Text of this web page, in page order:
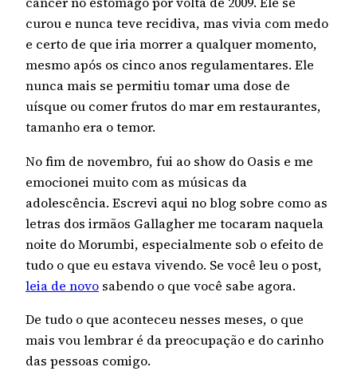
curou e nunca teve recidiva, mas vivia com medo
e certo de que iria morrer a qualquer momento,
mesmo após os cinco anos regulamentares. Ele
nunca mais se permitiu tomar uma dose de
uísque ou comer frutos do mar em restaurantes,
tamanho era o temor.
No fim de novembro, fui ao show do Oasis e me
emocionei muito com as músicas da
adolescência. Escrevi aqui no blog sobre como as
letras dos irmãos Gallagher me tocaram naquela
noite do Morumbi, especialmente sob o efeito de
tudo o que eu estava vivendo. Se você leu o post,
leia de novo sabendo o que você sabe agora.
De tudo o que aconteceu nesses meses, o que
mais vou lembrar é da preocupação e do carinho
das pessoas comigo.